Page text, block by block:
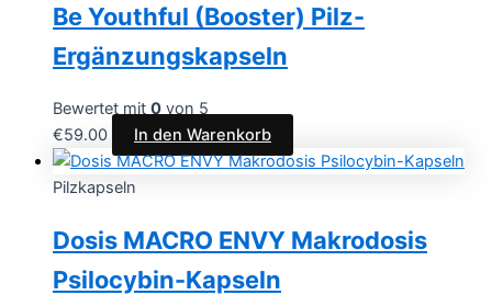
Be Youthful (Booster) Pilz-
Ergänzungskapseln
Bewertet mit 0 von 5
€59.00 In den Warenkorb
Pilzkapseln
Dosis MACRO ENVY Makrodosis
Psilocybin-Kapseln